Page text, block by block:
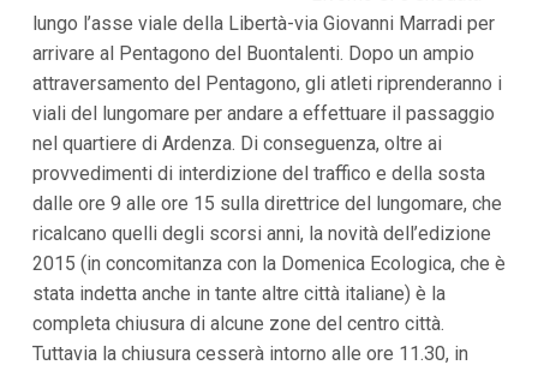
lungo l’asse viale della Libertà-via Giovanni Marradi per
arrivare al Pentagono del Buontalenti. Dopo un ampio
attraversamento del Pentagono, gli atleti riprenderanno i
viali del lungomare per andare a effettuare il passaggio
nel quartiere di Ardenza. Di conseguenza, oltre ai
provvedimenti di interdizione del traffico e della sosta
dalle ore 9 alle ore 15 sulla direttrice del lungomare, che
ricalcano quelli degli scorsi anni, la novità dell’edizione
2015 (in concomitanza con la Domenica Ecologica, che è
stata indetta anche in tante altre città italiane) è la
completa chiusura di alcune zone del centro città.
Tuttavia la chiusura cesserà intorno alle ore 11.30, in